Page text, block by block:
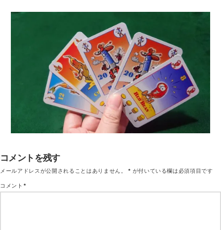
コメントを残す
メールアドレスが公開されることはありません。 * が付いている欄は必須項目です
コメント*